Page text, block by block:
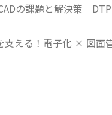
の課題と解決策
支える！電子化 × 図面